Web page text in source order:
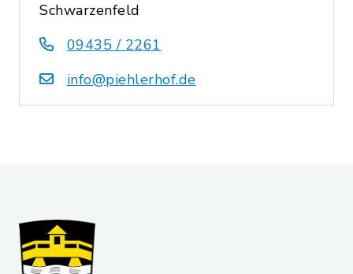
Schwarzenfeld
09435 / 2261
info@piehlerhof.de